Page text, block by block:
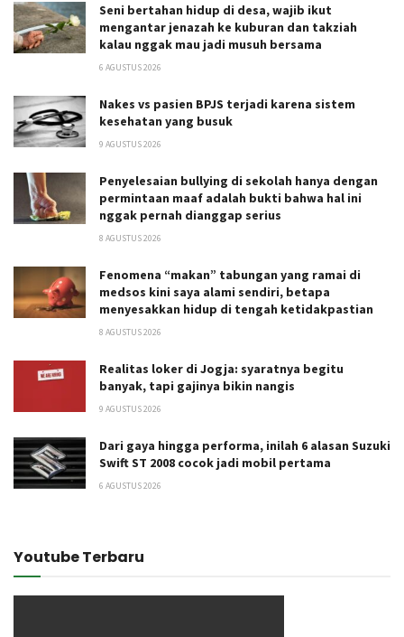
Seni bertahan hidup di desa, wajib ikut
mengantar jenazah ke kuburan dan takziah
kalau nggak mau jadi musuh bersama
6 AGUSTUS 2026
Nakes vs pasien BPJS terjadi karena sistem
kesehatan yang busuk
9 AGUSTUS 2026
Penyelesaian bullying di sekolah hanya dengan
permintaan maaf adalah bukti bahwa hal ini
nggak pernah dianggap serius
8 AGUSTUS 2026
Fenomena “makan” tabungan yang ramai di
medsos kini saya alami sendiri, betapa
menyesakkan hidup di tengah ketidakpastian
8 AGUSTUS 2026
Realitas loker di Jogja: syaratnya begitu
banyak, tapi gajinya bikin nangis
9 AGUSTUS 2026
Dari gaya hingga performa, inilah 6 alasan Suzuki
Swift ST 2008 cocok jadi mobil pertama
6 AGUSTUS 2026
Youtube Terbaru